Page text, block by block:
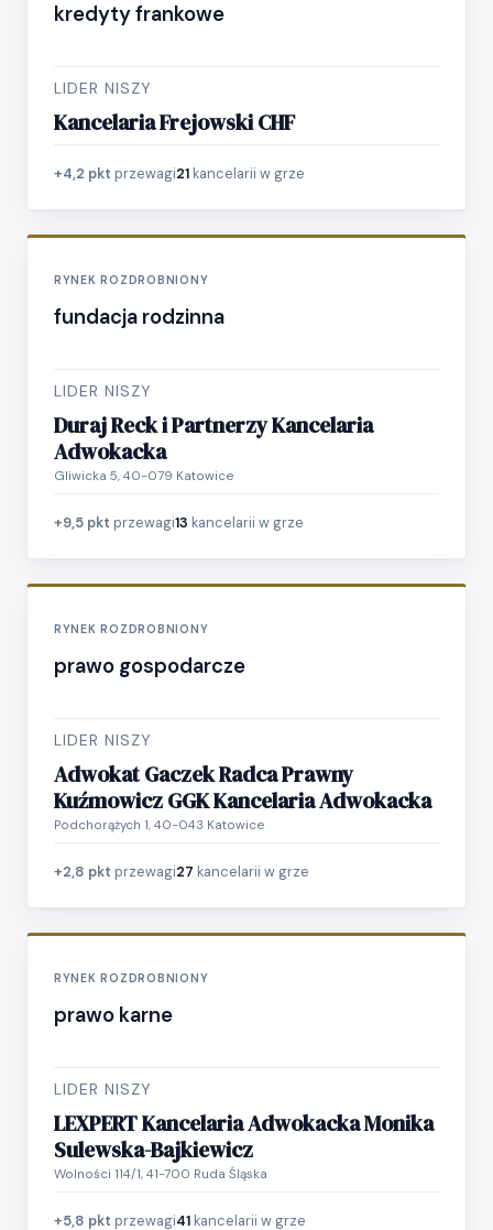
kredyty frankowe
LIDER NISZY
Kancelaria Frejowski CHF
+4,2 pkt przewagi21 kancelarii w grze
RYNEK ROZDROBNIONY
fundacja rodzinna
LIDER NISZY
Duraj Reck i Partnerzy Kancelaria
Adwokacka
Gliwicka 5, 40-079 Katowice
+9,5 pkt przewagi13 kancelarii w grze
RYNEK ROZDROBNIONY
prawo gospodarcze
LIDER NISZY
Adwokat Gaczek Radca Prawny
Kuźmowicz GGK Kancelaria Adwokacka
Podchorążych 1, 40-043 Katowice
+2,8 pkt przewagi27 kancelarii w grze
RYNEK ROZDROBNIONY
prawo karne
LIDER NISZY
LEXPERT Kancelaria Adwokacka Monika
Sulewska-Bajkiewicz
Wolności 114/1, 41-700 Ruda Śląska
+5,8 pkt przewagi41 kancelarii w grze